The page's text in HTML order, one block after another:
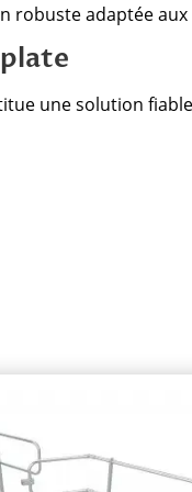
robuste adaptée
une solution